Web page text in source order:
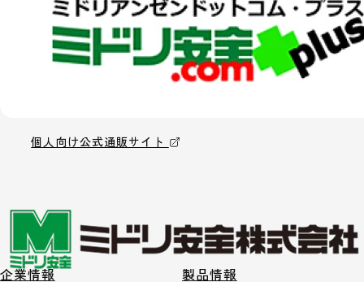
個人向け公式通販サイト
企業情報 製品情報